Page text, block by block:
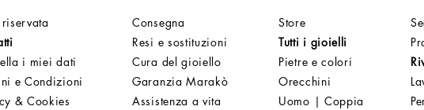
i miei dati
e Condizioni
& Cookies
Consegna
Resi e sostituzioni
Cura del gioiello
Garanzia Marakò
Assistenza a vita
Store
Tutti i gioielli
Pietre e colori
Orecchini
Uomo | Coppia